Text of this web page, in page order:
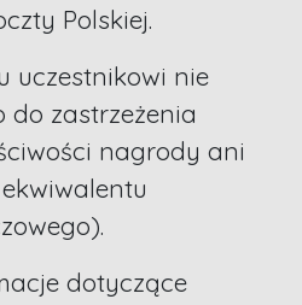
Polskiej.
uczestnikowi nie
do zastrzeżenia
nagrody ani
dotyczące